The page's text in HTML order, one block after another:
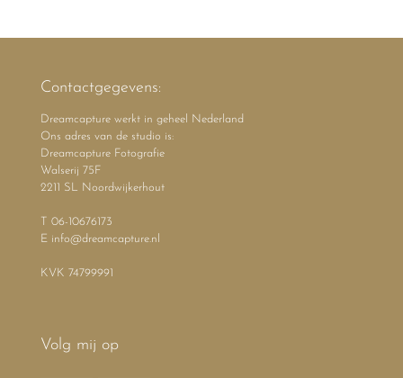
Contactgegevens:
Dreamcapture werkt in geheel Nederland
Ons adres van de studio is:
Dreamcapture Fotografie
Walserij 75F
2211 SL Noordwijkerhout
T 06-10676173
E info@dreamcapture.nl
KVK 74799991
Volg mij op